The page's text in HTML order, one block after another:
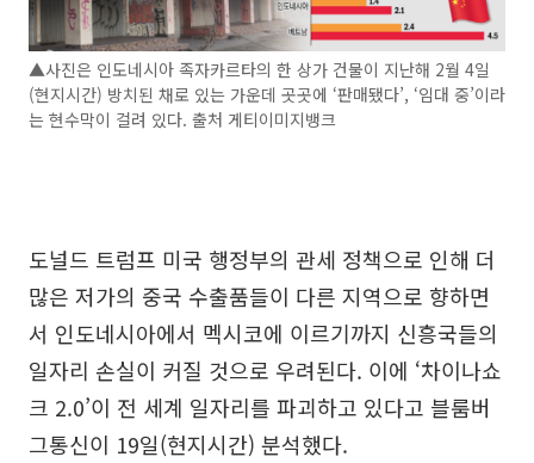
▲사진은 인도네시아 족자카르타의 한 상가 건물이 지난해 2월 4일
(현지시간) 방치된 채로 있는 가운데 곳곳에 ‘판매됐다’, ‘임대 중’이라
는 현수막이 걸려 있다. 출처 게티이미지뱅크
도널드 트럼프 미국 행정부의 관세 정책으로 인해 더
많은 저가의 중국 수출품들이 다른 지역으로 향하면
서 인도네시아에서 멕시코에 이르기까지 신흥국들의
일자리 손실이 커질 것으로 우려된다. 이에 ‘차이나쇼
크 2.0’이 전 세계 일자리를 파괴하고 있다고 블룸버
그통신이 19일(현지시간) 분석했다.